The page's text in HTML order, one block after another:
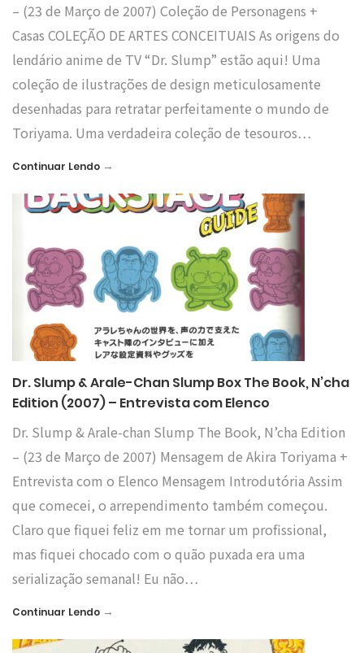
– (23 de Março de 2007) Coleção de Personagens +
Casas COLEÇÃO DE ARTES CONCEITUAIS As origens do
lendário anime de TV “Dr. Slump” estão aqui! Uma
coleção de ilustrações de design meticulosamente
desenhadas para retratar perfeitamente o mundo de
Toriyama. Uma verdadeira coleção de tesouros…
Continuar Lendo →
Dr. Slump & Arale-Chan Slump Box The Book, N’cha
Edition (2007) – Entrevista com Elenco
Dr. Slump & Arale-chan Slump The Book, N’cha Edition
– (23 de Março de 2007) Mensagem de Akira Toriyama +
Entrevista com o Elenco Mensagem Introdutória Assim
que comecei, o arrependimento também começou.
Claro que fiquei feliz em me tornar um profissional,
mas fiquei chocado com o quão puxada era uma
serialização semanal! Eu não…
Continuar Lendo →